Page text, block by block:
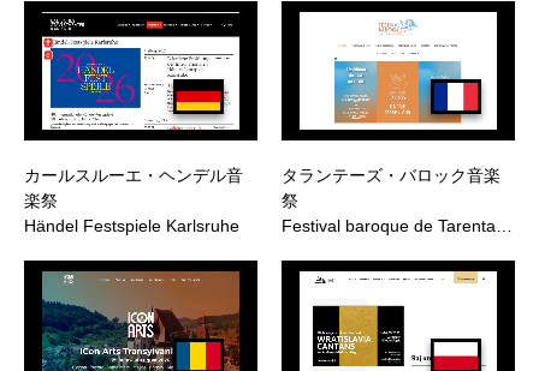
カールスルーエ・ヘンデル音
楽祭
Händel Festspiele Karlsruhe
タランテーズ・バロック音楽
祭
Festival baroque de Tarenta…